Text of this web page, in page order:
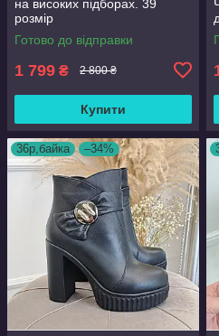
на високих підборах. 39
розмір
Готово до відправки
1 799 ₴ 2 800 ₴
Купити
36р,байка –34%